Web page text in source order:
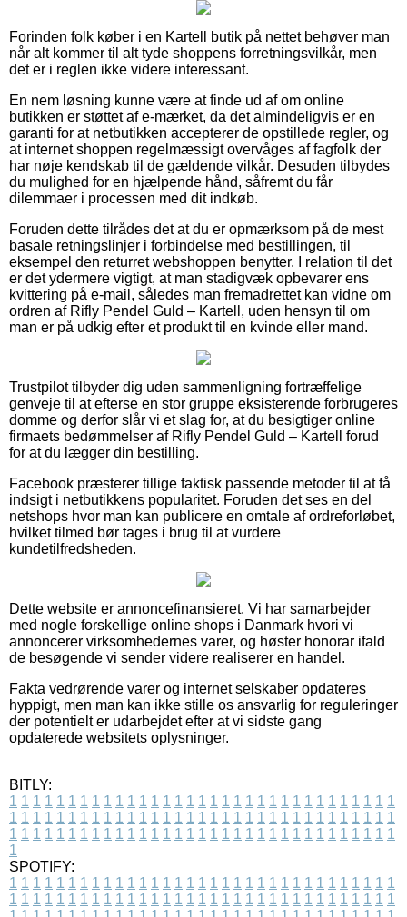
Forinden folk køber i en Kartell butik på nettet behøver man
når alt kommer til alt tyde shoppens forretningsvilkår, men
det er i reglen ikke videre interessant.
En nem løsning kunne være at finde ud af om online
butikken er støttet af e-mærket, da det almindeligvis er en
garanti for at netbutikken accepterer de opstillede regler, og
at internet shoppen regelmæssigt overvåges af fagfolk der
har nøje kendskab til de gældende vilkår. Desuden tilbydes
du mulighed for en hjælpende hånd, såfremt du får
dilemmaer i processen med dit indkøb.
Foruden dette tilrådes det at du er opmærksom på de mest
basale retningslinjer i forbindelse med bestillingen, til
eksempel den returret webshoppen benytter. I relation til det
er det ydermere vigtigt, at man stadigvæk opbevarer ens
kvittering på e-mail, således man fremadrettet kan vidne om
ordren af Rifly Pendel Guld – Kartell, uden hensyn til om
man er på udkig efter et produkt til en kvinde eller mand.
Trustpilot tilbyder dig uden sammenligning fortræffelige
genveje til at efterse en stor gruppe eksisterende forbrugeres
domme og derfor slår vi et slag for, at du besigtiger online
firmaets bedømmelser af Rifly Pendel Guld – Kartell forud
for at du lægger din bestilling.
Facebook præsterer tillige faktisk passende metoder til at få
indsigt i netbutikkens popularitet. Foruden det ses en del
netshops hvor man kan publicere en omtale af ordreforløbet,
hvilket tilmed bør tages i brug til at vurdere
kundetilfredsheden.
Dette website er annoncefinansieret. Vi har samarbejder
med nogle forskellige online shops i Danmark hvori vi
annoncerer virksomhedernes varer, og høster honorar ifald
de besøgende vi sender videre realiserer en handel.
Fakta vedrørende varer og internet selskaber opdateres
hyppigt, men man kan ikke stille os ansvarlig for reguleringer
der potentielt er udarbejdet efter at vi sidste gang
opdaterede websitets oplysninger.
BITLY:
1 1 1 1 1 1 1 1 1 1 1 1 1 1 1 1 1 1 1 1 1 1 1 1 1 1 1 1 1 1 1 1 1
1 1 1 1 1 1 1 1 1 1 1 1 1 1 1 1 1 1 1 1 1 1 1 1 1 1 1 1 1 1 1 1 1
1 1 1 1 1 1 1 1 1 1 1 1 1 1 1 1 1 1 1 1 1 1 1 1 1 1 1 1 1 1 1 1 1
1
SPOTIFY:
1 1 1 1 1 1 1 1 1 1 1 1 1 1 1 1 1 1 1 1 1 1 1 1 1 1 1 1 1 1 1 1 1
1 1 1 1 1 1 1 1 1 1 1 1 1 1 1 1 1 1 1 1 1 1 1 1 1 1 1 1 1 1 1 1 1